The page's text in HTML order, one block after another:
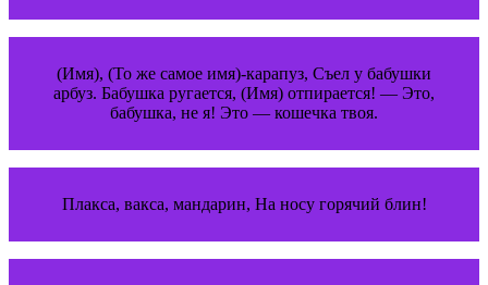
(Имя), (То же самое имя)-карапуз, Съел у бабушки
арбуз. Бабушка ругается, (Имя) отпирается! — Это,
бабушка, не я! Это — кошечка твоя.
Плакса, вакса, мандарин, На носу горячий блин!